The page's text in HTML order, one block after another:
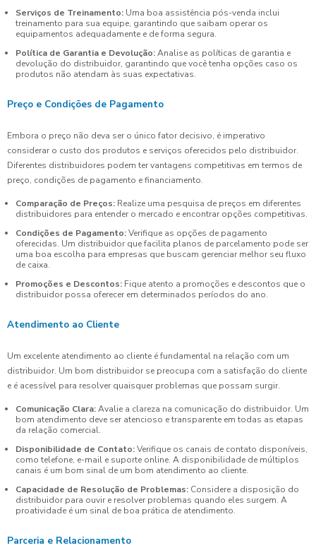
Serviços de Treinamento: Uma boa assistência pós-venda inclui
treinamento para sua equipe, garantindo que saibam operar os
equipamentos adequadamente e de forma segura.
Política de Garantia e Devolução:Analise as políticas de garantia e
devolução do distribuidor, garantindo que você tenha opções caso os
produtos não atendam às suas expectativas.
Preço e Condições de Pagamento
Embora o preço não deva ser o único fator decisivo, é imperativo
considerar o custo dos produtos e serviços oferecidos pelo distribuidor.
Diferentes distribuidores podem ter vantagens competitivas em termos de
preço, condições de pagamento e financiamento.
Comparação de Preços: Realize uma pesquisa de preços em diferentes
distribuidores para entender o mercado e encontrar opções competitivas.
Condições de Pagamento:Verifique as opções de pagamento
oferecidas. Um distribuidor que facilita planos de parcelamento pode ser
uma boa escolha para empresas que buscam gerenciar melhor seu fluxo
de caixa.
Promoções e Descontos: Fique atento a promoções e descontos que o
distribuidor possa oferecer em determinados períodos do ano.
Atendimento ao Cliente
Um excelente atendimento ao cliente é fundamental na relação com um
distribuidor. Um bom distribuidor se preocupa com a satisfação do cliente
e é acessível para resolver quaisquer problemas que possam surgir.
Comunicação Clara:Avalie a clareza na comunicação do distribuidor. Um
bom atendimento deve ser atencioso e transparente em todas as etapas
da relação comercial.
Disponibilidade de Contato:Verifique os canais de contato disponíveis,
como telefone, e-mail e suporte online. A disponibilidade de múltiplos
canais é um bom sinal de um bom atendimento ao cliente.
Capacidade de Resolução de Problemas: Considere a disposição do
distribuidor para ouvir e resolver problemas quando eles surgem. A
proatividade é um sinal de boa prática de atendimento.
Parceria e Relacionamento